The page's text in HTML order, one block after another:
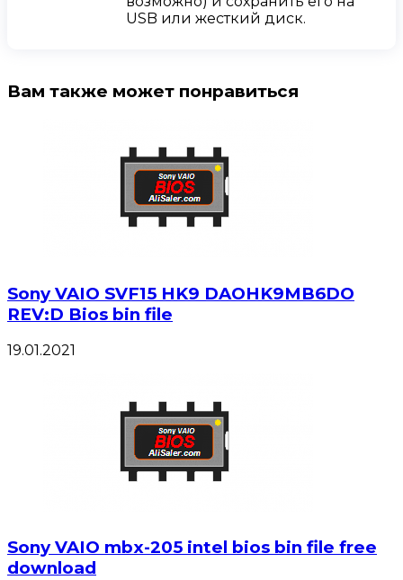
USB или жесткий диск.
Вам также может понравиться
Sony VAIO SVF15 HK9 DAOHK9MB6DO
REV:D Bios bin file
19.01.2021
Sony VAIO mbx-205 intel bios bin file free
download